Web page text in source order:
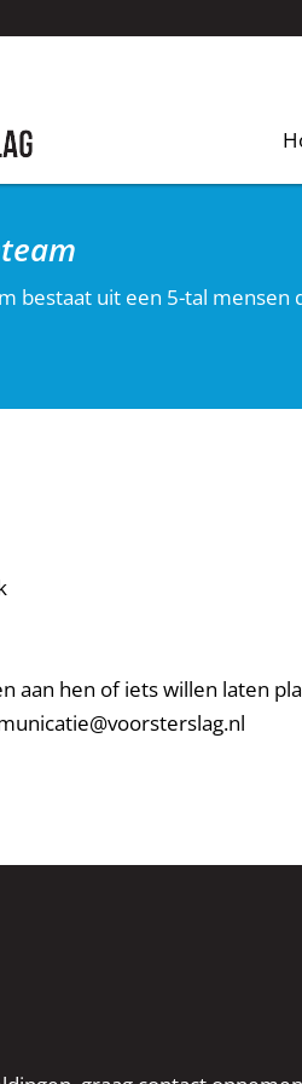
bestaat uit een 5-tal mensen
aan hen of iets willen laten